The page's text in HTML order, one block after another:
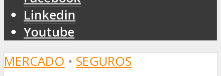
Linkedin
Youtube
MERCADO • SEGUROS